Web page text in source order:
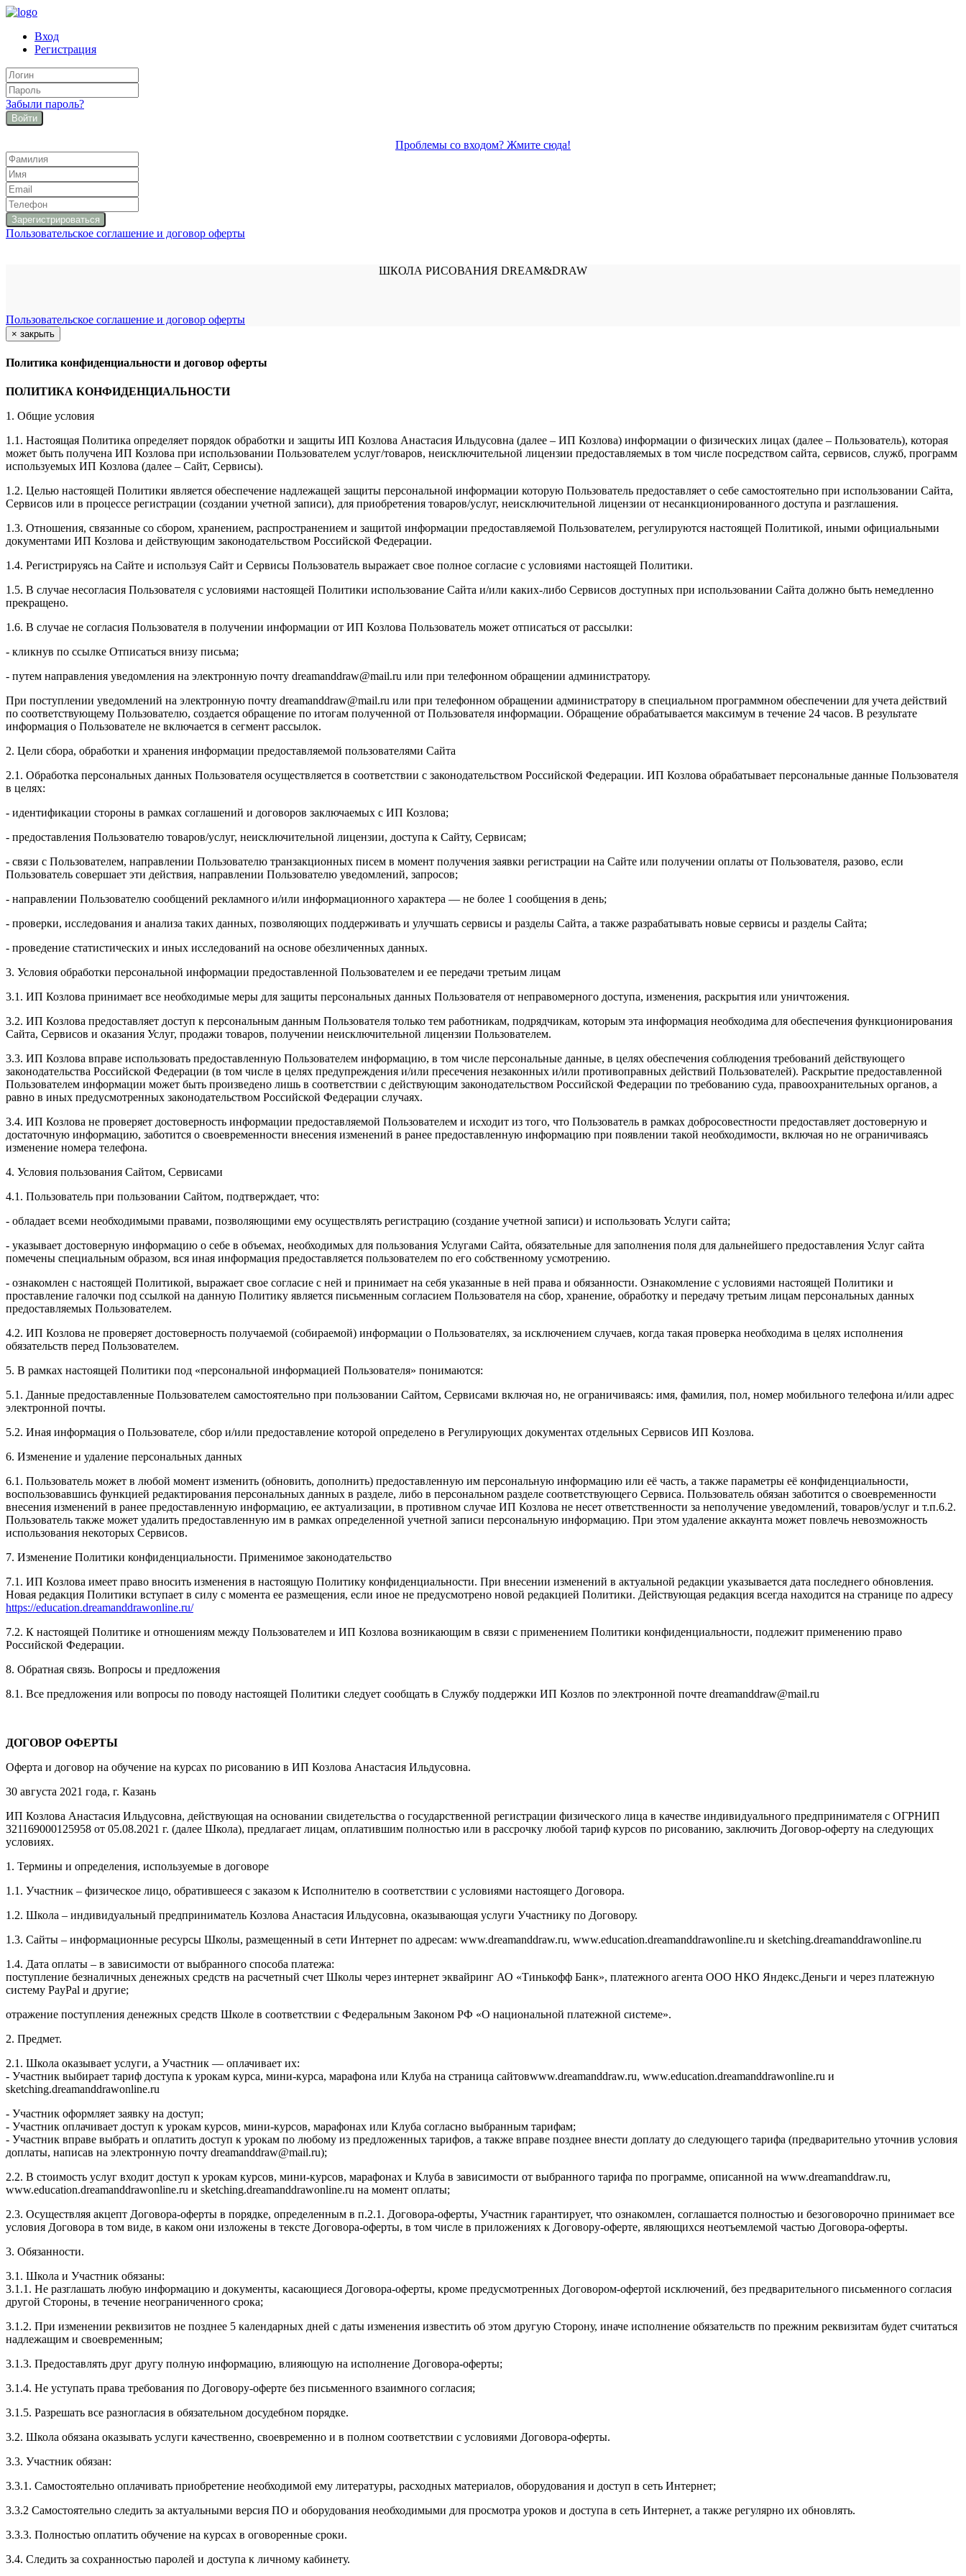
Вход
Регистрация
Забыли пароль?
Войти
Проблемы со входом? Жмите сюда!
Пользовательское соглашение и договор оферты
ШКОЛА РИСОВАНИЯ DREAM&DRAW
Пользовательское соглашение и договор оферты
× закрыть
Политика конфиденциальности и договор оферты
ПОЛИТИКА КОНФИДЕНЦИАЛЬНОСТИ
1. Общие условия
1.1. Настоящая Политика определяет порядок обработки и защиты ИП Козлова Анастасия Ильдусовна (далее – ИП Козлова) информации о физических лицах (далее – Пользователь), которая
может быть получена ИП Козлова при использовании Пользователем услуг/товаров, неисключительной лицензии предоставляемых в том числе посредством сайта, сервисов, служб, программ
используемых ИП Козлова (далее – Сайт, Сервисы).
1.2. Целью настоящей Политики является обеспечение надлежащей защиты персональной информации которую Пользователь предоставляет о себе самостоятельно при использовании Сайта,
Сервисов или в процессе регистрации (создании учетной записи), для приобретения товаров/услуг, неисключительной лицензии от несанкционированного доступа и разглашения.
1.3. Отношения, связанные со сбором, хранением, распространением и защитой информации предоставляемой Пользователем, регулируются настоящей Политикой, иными официальными
документами ИП Козловa и действующим законодательством Российской Федерации.
1.4. Регистрируясь на Сайте и используя Сайт и Сервисы Пользователь выражает свое полное согласие с условиями настоящей Политики.
1.5. В случае несогласия Пользователя с условиями настоящей Политики использование Сайта и/или каких-либо Сервисов доступных при использовании Сайта должно быть немедленно
прекращено.
1.6. В случае не согласия Пользователя в получении информации от ИП Козлова Пользователь может отписаться от рассылки:
- кликнув по ссылке Отписаться внизу письма;
- путем направления уведомления на электронную почту dreamanddraw@mail.ru или при телефонном обращении администратору.
При поступлении уведомлений на электронную почту dreamanddraw@mail.ru или при телефонном обращении администратору в специальном программном обеспечении для учета действий
по соответствующему Пользователю, создается обращение по итогам полученной от Пользователя информации. Обращение обрабатывается максимум в течение 24 часов. В результате
информация о Пользователе не включается в сегмент рассылок.
2. Цели сбора, обработки и хранения информации предоставляемой пользователями Сайта
2.1. Обработка персональных данных Пользователя осуществляется в соответствии с законодательством Российской Федерации. ИП Козловa обрабатывает персональные данные Пользователя
в целях:
- идентификации стороны в рамках соглашений и договоров заключаемых с ИП Козлова;
- предоставления Пользователю товаров/услуг, неисключительной лицензии, доступа к Сайту, Сервисам;
- связи с Пользователем, направлении Пользователю транзакционных писем в момент получения заявки регистрации на Сайте или получении оплаты от Пользователя, разово, если
Пользователь совершает эти действия, направлении Пользователю уведомлений, запросов;
- направлении Пользователю сообщений рекламного и/или информационного характера — не более 1 сообщения в день;
- проверки, исследования и анализа таких данных, позволяющих поддерживать и улучшать сервисы и разделы Сайта, а также разрабатывать новые сервисы и разделы Сайта;
- проведение статистических и иных исследований на основе обезличенных данных.
3. Условия обработки персональной информации предоставленной Пользователем и ее передачи третьим лицам
3.1. ИП Козлова принимает все необходимые меры для защиты персональных данных Пользователя от неправомерного доступа, изменения, раскрытия или уничтожения.
3.2. ИП Козлова предоставляет доступ к персональным данным Пользователя только тем работникам, подрядчикам, которым эта информация необходима для обеспечения функционирования
Сайта, Сервисов и оказания Услуг, продажи товаров, получении неисключительной лицензии Пользователем.
3.3. ИП Козлова вправе использовать предоставленную Пользователем информацию, в том числе персональные данные, в целях обеспечения соблюдения требований действующего
законодательства Российской Федерации (в том числе в целях предупреждения и/или пресечения незаконных и/или противоправных действий Пользователей). Раскрытие предоставленной
Пользователем информации может быть произведено лишь в соответствии с действующим законодательством Российской Федерации по требованию суда, правоохранительных органов, а
равно в иных предусмотренных законодательством Российской Федерации случаях.
3.4. ИП Козлова не проверяет достоверность информации предоставляемой Пользователем и исходит из того, что Пользователь в рамках добросовестности предоставляет достоверную и
достаточную информацию, заботится о своевременности внесения изменений в ранее предоставленную информацию при появлении такой необходимости, включая но не ограничиваясь
изменение номера телефона.
4. Условия пользования Сайтом, Сервисами
4.1. Пользователь при пользовании Сайтом, подтверждает, что:
- обладает всеми необходимыми правами, позволяющими ему осуществлять регистрацию (создание учетной записи) и использовать Услуги сайта;
- указывает достоверную информацию о себе в объемах, необходимых для пользования Услугами Сайта, обязательные для заполнения поля для дальнейшего предоставления Услуг сайта
помечены специальным образом, вся иная информация предоставляется пользователем по его собственному усмотрению.
- ознакомлен с настоящей Политикой, выражает свое согласие с ней и принимает на себя указанные в ней права и обязанности. Ознакомление с условиями настоящей Политики и
проставление галочки под ссылкой на данную Политику является письменным согласием Пользователя на сбор, хранение, обработку и передачу третьим лицам персональных данных
предоставляемых Пользователем.
4.2. ИП Козлова не проверяет достоверность получаемой (собираемой) информации о Пользователях, за исключением случаев, когда такая проверка необходима в целях исполнения
обязательств перед Пользователем.
5. В рамках настоящей Политики под «персональной информацией Пользователя» понимаются:
5.1. Данные предоставленные Пользователем самостоятельно при пользовании Сайтом, Сервисами включая но, не ограничиваясь: имя, фамилия, пол, номер мобильного телефона и/или адрес
электронной почты.
5.2. Иная информация о Пользователе, сбор и/или предоставление которой определено в Регулирующих документах отдельных Сервисов ИП Козлова.
6. Изменение и удаление персональных данных
6.1. Пользователь может в любой момент изменить (обновить, дополнить) предоставленную им персональную информацию или её часть, а также параметры её конфиденциальности,
воспользовавшись функцией редактирования персональных данных в разделе, либо в персональном разделе соответствующего Сервиса. Пользователь обязан заботится о своевременности
внесения изменений в ранее предоставленную информацию, ее актуализации, в противном случае ИП Козлова не несет ответственности за неполучение уведомлений, товаров/услуг и т.п.6.2.
Пользователь также может удалить предоставленную им в рамках определенной учетной записи персональную информацию. При этом удаление аккаунта может повлечь невозможность
использования некоторых Сервисов.
7. Изменение Политики конфиденциальности. Применимое законодательство
7.1. ИП Козлова имеет право вносить изменения в настоящую Политику конфиденциальности. При внесении изменений в актуальной редакции указывается дата последнего обновления.
Новая редакция Политики вступает в силу с момента ее размещения, если иное не предусмотрено новой редакцией Политики. Действующая редакция всегда находится на странице по адресу
https://education.dreamanddrawonline.ru/
7.2. К настоящей Политике и отношениям между Пользователем и ИП Козлова возникающим в связи с применением Политики конфиденциальности, подлежит применению право
Российской Федерации.
8. Обратная связь. Вопросы и предложения
8.1. Все предложения или вопросы по поводу настоящей Политики следует сообщать в Службу поддержки ИП Козлов по электронной почте dreamanddraw@mail.ru
ДОГОВОР ОФЕРТЫ
Оферта и договор на обучение на курсах по рисованию в ИП Козлова Анастасия Ильдусовна.
30 августа 2021 года, г. Казань
ИП Козлова Анастасия Ильдусовна, действующая на основании свидетельства о государственной регистрации физического лица в качестве индивидуального предпринимателя с ОГРНИП
321169000125958 от 05.08.2021 г. (далее Школа), предлагает лицам, оплатившим полностью или в рассрочку любой тариф курсов по рисованию, заключить Договор-оферту на следующих
условиях.
1. Термины и определения, используемые в договоре
1.1. Участник – физическое лицо, обратившееся с заказом к Исполнителю в соответствии с условиями настоящего Договора.
1.2. Школа – индивидуальный предприниматель Козлова Анастасия Ильдусовна, оказывающая услуги Участнику по Договору.
1.3. Сайты – информационные ресурсы Школы, размещенный в сети Интернет по адресам: www.dreamanddraw.ru, www.education.dreamanddrawonline.ru и sketching.dreamanddrawonline.ru
1.4. Дата оплаты – в зависимости от выбранного способа платежа:
поступление безналичных денежных средств на расчетный счет Школы через интернет эквайринг АО «Тинькофф Банк», платежного агента ООО НКО Яндекс.Деньги и через платежную
систему PayPal и другие;
отражение поступления денежных средств Школе в соответствии с Федеральным Законом РФ «О национальной платежной системе».
2. Предмет.
2.1. Школа оказывает услуги, а Участник — оплачивает их:
- Участник выбирает тариф доступа к урокам курса, мини-курса, марафона или Клуба на страница сайтовwww.dreamanddraw.ru, www.education.dreamanddrawonline.ru и
sketching.dreamanddrawonline.ru
- Участник оформляет заявку на доступ;
- Участник оплачивает доступ к урокам курсов, мини-курсов, марафонах или Клуба согласно выбранным тарифам;
- Участник вправе выбрать и оплатить доступ к урокам по любому из предложенных тарифов, а также вправе позднее внести доплату до следующего тарифа (предварительно уточнив условия
доплаты, написав на электронную почту dreamanddraw@mail.ru);
2.2. В стоимость услуг входит доступ к урокам курсов, мини-курсов, марафонах и Клуба в зависимости от выбранного тарифа по программе, описанной на www.dreamanddraw.ru,
www.education.dreamanddrawonline.ru и sketching.dreamanddrawonline.ru на момент оплаты;
2.3. Осуществляя акцепт Договора-оферты в порядке, определенным в п.2.1. Договора-оферты, Участник гарантирует, что ознакомлен, соглашается полностью и безоговорочно принимает все
условия Договора в том виде, в каком они изложены в тексте Договора-оферты, в том числе в приложениях к Договору-оферте, являющихся неотъемлемой частью Договора-оферты.
3. Обязанности.
3.1. Школа и Участник обязаны:
3.1.1. Не разглашать любую информацию и документы, касающиеся Договора-оферты, кроме предусмотренных Договором-офертой исключений, без предварительного письменного согласия
другой Стороны, в течение неограниченного срока;
3.1.2. При изменении реквизитов не позднее 5 календарных дней с даты изменения известить об этом другую Сторону, иначе исполнение обязательств по прежним реквизитам будет считаться
надлежащим и своевременным;
3.1.3. Предоставлять друг другу полную информацию, влияющую на исполнение Договора-оферты;
3.1.4. Не уступать права требования по Договору-оферте без письменного взаимного согласия;
3.1.5. Разрешать все разногласия в обязательном досудебном порядке.
3.2. Школа обязана оказывать услуги качественно, своевременно и в полном соответствии с условиями Договора-оферты.
3.3. Участник обязан:
3.3.1. Cамостоятельно оплачивать приобретение необходимой ему литературы, расходных материалов, оборудования и доступ в сеть Интернет;
3.3.2 Самостоятельно следить за актуальными версия ПО и оборудования необходимыми для просмотра уроков и доступа в сеть Интернет, а также регулярно их обновлять.
3.3.3. Полностью оплатить обучение на курсах в оговоренные сроки.
3.4. Следить за сохранностью паролей и доступа к личному кабинету.